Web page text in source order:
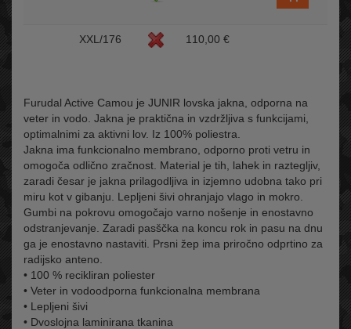
XXL/176 110,00 €
Furudal Active Camou je JUNIR lovska jakna, odporna na
veter in vodo. Jakna je praktična in vzdržljiva s funkcijami,
optimalnimi za aktivni lov. Iz 100% poliestra.
Jakna ima funkcionalno membrano, odporno proti vetru in
omogoča odlično zračnost. Material je tih, lahek in raztegljiv,
zaradi česar je jakna prilagodljiva in izjemno udobna tako pri
miru kot v gibanju. Lepljeni šivi ohranjajo vlago in mokro.
Gumbi na pokrovu omogočajo varno nošenje in enostavno
odstranjevanje. Zaradi pasščka na koncu rok in pasu na dnu
ga je enostavno nastaviti. Prsni žep ima priročno odprtino za
radijsko anteno.
• 100 % recikliran poliester
• Veter in vodoodporna funkcionalna membrana
• Lepljeni šivi
• Dvoslojna laminirana tkanina